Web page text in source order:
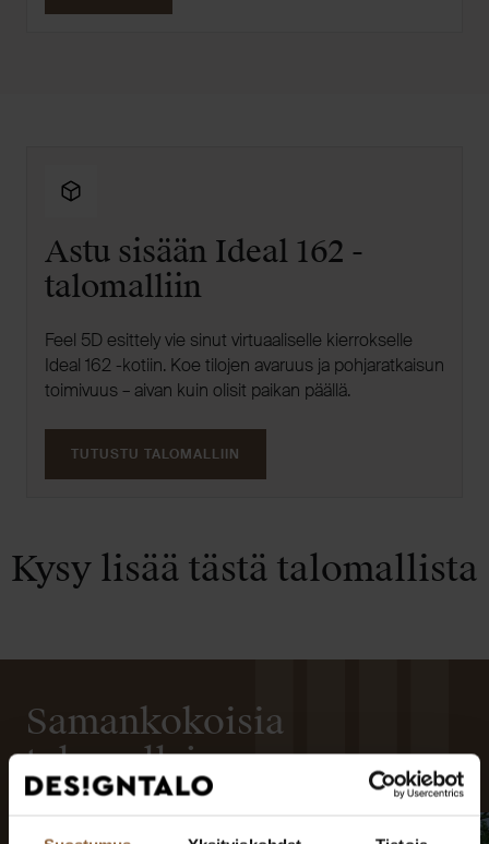
Astu sisään Ideal 162 -
talomalliin
Feel 5D esittely vie sinut virtuaaliselle kierrokselle
Ideal 162 -kotiin. Koe tilojen avaruus ja pohjaratkaisun
toimivuus – aivan kuin olisit paikan päällä.
TUTUSTU TALOMALLIIN
Kysy lisää tästä talomallista
Samankokoisia
talomalleja